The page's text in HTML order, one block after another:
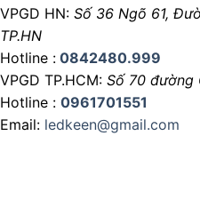
VPGD HN: Số 36 Ngõ 61,
TP.HN
Hotline : 0842480.999
VPGD TP.HCM: Số 70 đường
Hotline : 0961701551
Email: ledkeen@gmail.com